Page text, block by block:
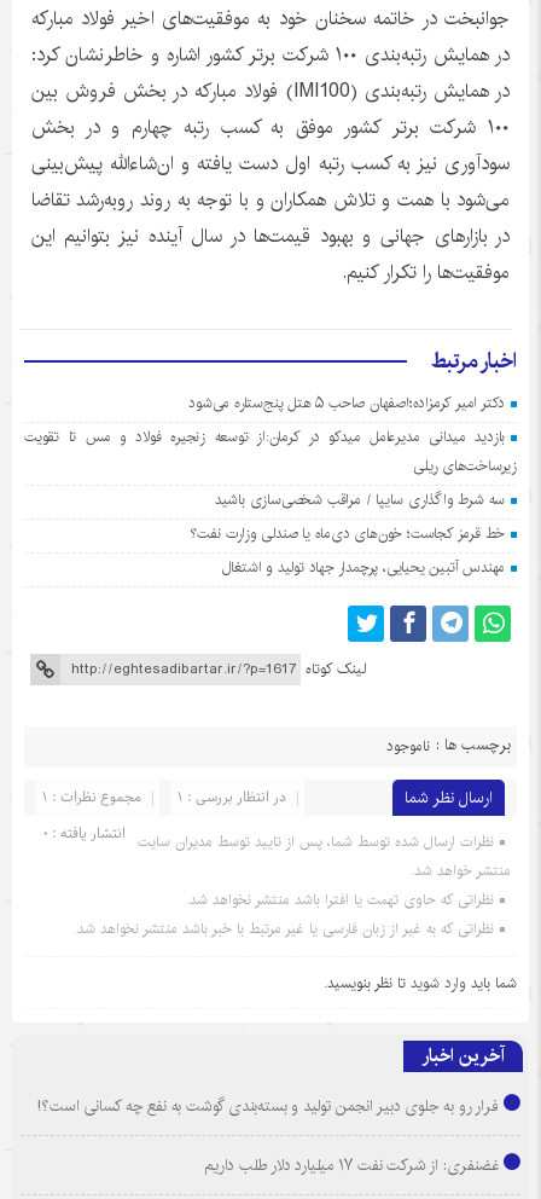
جوانبخت در خاتمه سخنان خود به موفقیت‌های اخیر فولاد مبارکه
در همایش رتبه‌بندی ۱۰۰ شرکت برتر کشور اشاره و خاطرنشان کرد:
در همایش رتبه‌بندی (IMI100) فولاد مبارکه در بخش فروش بین
۱۰۰ شرکت برتر کشور موفق به کسب رتبه چهارم و در بخش
سودآوری نیز به کسب رتبه اول دست‌ یافته و ان‌شاءالله پیش‌بینی
می‌شود با همت و تلاش همکاران و با توجه به روند روبه‌رشد تقاضا
در بازارهای جهانی و بهبود قیمت‌ها در سال آینده نیز بتوانیم این
موفقیت‌ها را تکرار کنیم.
اخبار مرتبط
دکتر امیر کرمزاده؛اصفهان صاحب ۵ هتل پنج‌ستاره می‌شود
بازدید میدانی مدیرعامل میدکو در کرمان:از توسعه زنجیره فولاد و مس تا تقویت
زیرساخت‌های ریلی
سه شرط واگذاری سایپا / مراقب شخصی‌سازی باشید
خط قرمز کجاست؛ خون‌های دی‌ماه یا صندلی وزارت نفت؟
مهندس آتبین یحیایی، پرچمدار جهاد تولید و اشتغال
لینک کوتاه
برچسب ها : ناموجود
ارسال نظر شما مجموع نظرات : 1
در انتظار بررسی : 1
انتشار یافته : 0 نظرات ارسال شده توسط شما، پس از تایید توسط مدیران سایت
منتشر خواهد شد.
نظراتی که حاوی تهمت یا افترا باشد منتشر نخواهد شد.
نظراتی که به غیر از زبان فارسی یا غیر مرتبط با خبر باشد منتشر نخواهد شد.
شما باید وارد شوید تا نظر بنویسید.
آخرین اخبار
فرار رو به جلوی دبیر انجمن تولید و بسته‌بندی گوشت به نفع چه کسانی است؟!
غضنفری: از شرکت نفت ۱۷ میلیارد دلار طلب داریم